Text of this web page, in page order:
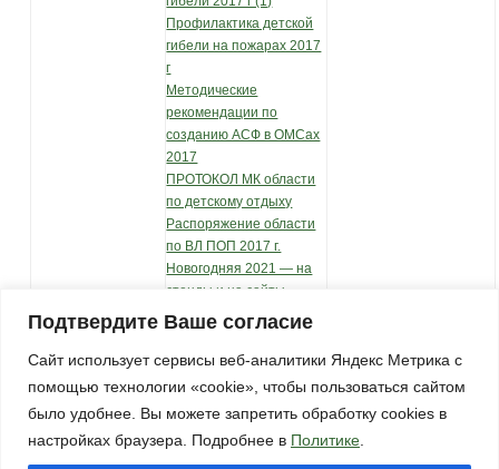
Подтвердите Ваше согласие
Сайт использует сервисы веб-аналитики Яндекс Метрика с
помощью технологии «cookie», чтобы пользоваться сайтом
было удобнее. Вы можете запретить обработку cookies в
настройках браузера. Подробнее в Политике
Профилактика детской
гибели на пожарах 2017
г
Методические
рекомендации по
созданию АСФ в ОМСах
2017
ПРОТОКОЛ МК области
по детскому отдыху
Распоряжение области
по ВЛ ПОП 2017 г.
Новогодняя 2021 — на
стенды и на сайты
администраций
© 2013 Администрация МО Паскинское сельское поселение